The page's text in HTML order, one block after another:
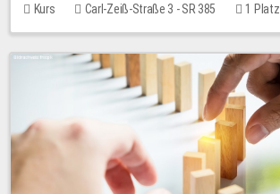
Kurs Carl-Zeiß-Straße 3 - SR 385 1 Platz